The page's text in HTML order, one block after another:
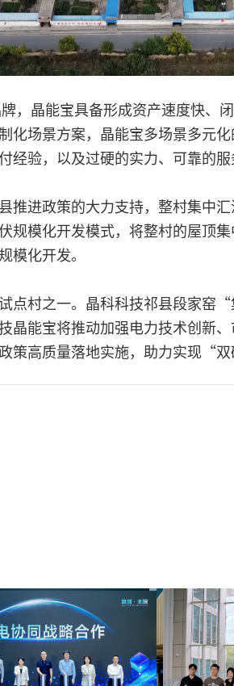
，晶能宝具备形成资产速度快、
化场景方案，晶能宝多场景多元
验，以及过硬的实力、可靠的服
进政策的大力支持，整村集中
模化开发模式，将整村的屋顶
模化开发。
村之一。晶科科技祁县段家窑
晶能宝将推动加强电力技术创新
策高质量落地实施，助力实现“双